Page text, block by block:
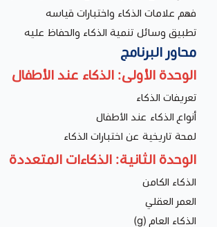
فهم علامات الذكاء واختبارات قياسه
تطبيق وسائل تنمية الذكاء والحفاظ عليه
محاور البرنامج
الوحدة الأولى: الذكاء عند الأطفال
تعريفات الذكاء
أنواع الذكاء عند الأطفال
لمحة تاريخية عن اختبارات الذكاء
الوحدة الثانية: الذكاءات المتعددة
الذكاء الكامن
العمر العقلي
الذكاء العام (g)